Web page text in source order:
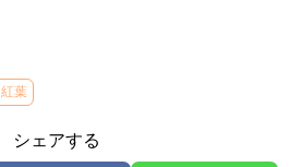
紅葉
シェアする